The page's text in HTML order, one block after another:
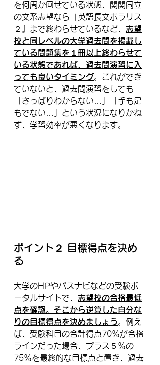
を何周か回せている状態、関関同立
の文系志望なら『英語長文ポラリス
２』まで終わらせているなど、 志望
校と同レベルの大学過去問を掲載し
ている問題集を１冊以上終わらせて
いる状態であれば、過去問演習に入
っても良いタイミング。これができ
ていないと、過去問演習をしても
「さっぱりわからない…」「手も足
もでない…」という状況になりかね
ず、学習効率が悪くなります。
ポイント２ 目標得点を決め
る
大学のHPやパスナビなどの受験ポ
ータルサイトで、 志望校の合格最低
点を確認。そこから逆算した自分な
りの目標得点を決めましょう。例え
ば、受験科目の合計得点70％が合格
ラインだった場合、プラス５％の
75％を最終的な目標点と置き、過去